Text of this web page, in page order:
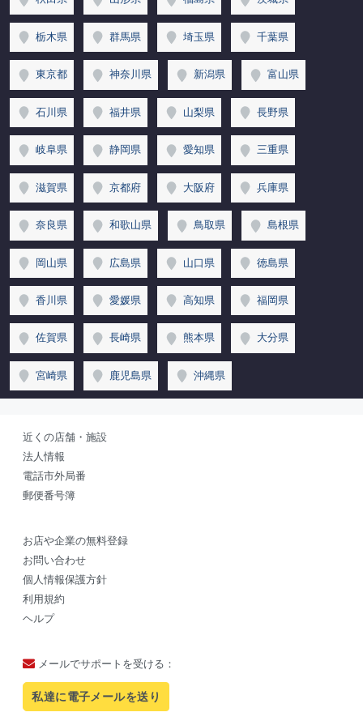
栃木県 群馬県 埼玉県 千葉県
東京都 神奈川県 新潟県 富山県
石川県 福井県 山梨県 長野県
岐阜県 静岡県 愛知県 三重県
滋賀県 京都府 大阪府 兵庫県
奈良県 和歌山県 鳥取県 島根県
岡山県 広島県 山口県 徳島県
香川県 愛媛県 高知県 福岡県
佐賀県 長崎県 熊本県 大分県
宮崎県 鹿児島県 沖縄県
近くの店舗・施設
法人情報
電話市外局番
郵便番号簿
お店や企業の無料登録
お問い合わせ
個人情報保護方針
利用規約
ヘルプ
メールでサポートを受ける：
私達に電子メールを送り